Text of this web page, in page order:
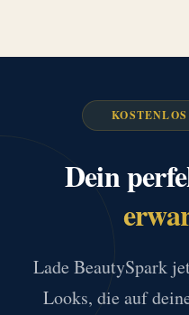
Dein
Lade BeautySpark
Looks, die auf